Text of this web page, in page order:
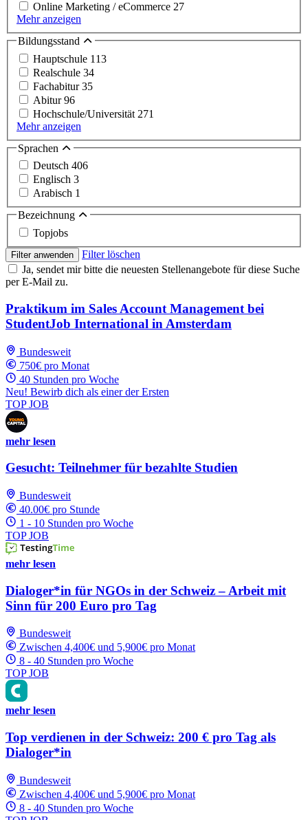
Online Marketing / eCommerce 27
Mehr anzeigen
Bildungsstand
Hauptschule 113
Realschule 34
Fachabitur35
Abitur96
Hochschule/Universität 271
Mehr anzeigen
Sprachen
Deutsch 406
Englisch 3
Arabisch 1
Bezeichnung
Topjobs
Filter anwenden
Filter löschen
Ja, sendet mir bitte die neuesten Stellenangebote für diese Suche
per E-Mail zu.
Praktikum im Sales Account Management bei
StudentJob International in Amsterdam
Bundesweit
750€ pro Monat
40 Stunden pro Woche
Neu! Bewirb dich als einer der Ersten
TOP JOB
mehr lesen
Gesucht: Teilnehmer für bezahlte Studien
Bundesweit
40.00€ pro Stunde
1 - 10 Stunden pro Woche
TOP JOB
mehr lesen
Dialoger*in für NGOs in der Schweiz – Arbeit mit
Sinn für 200 Euro pro Tag
Bundesweit
Zwischen 4,400€ und 5,900€ pro Monat
8 - 40 Stunden pro Woche
TOP JOB
mehr lesen
Top verdienen in der Schweiz: 200 € pro Tag als
Dialoger*in
Bundesweit
Zwischen 4,400€ und 5,900€ pro Monat
8 - 40 Stunden pro Woche